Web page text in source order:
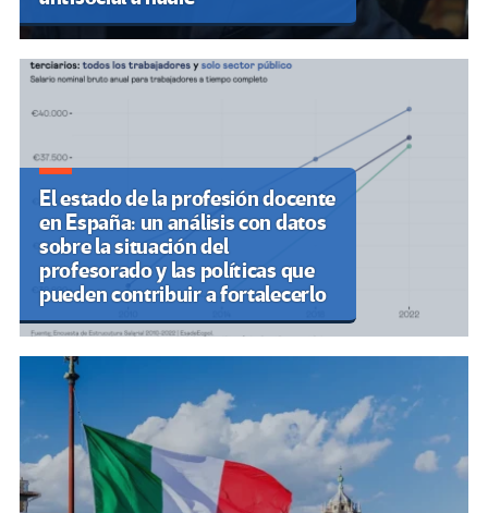
El estado de la profesión docente
en España: un análisis con datos
sobre la situación del
profesorado y las políticas que
pueden contribuir a fortalecerlo